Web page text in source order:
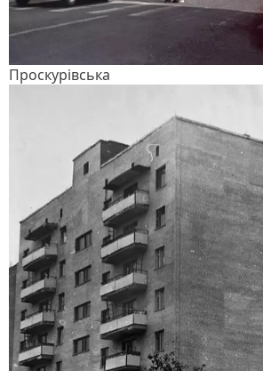
Проскурівська